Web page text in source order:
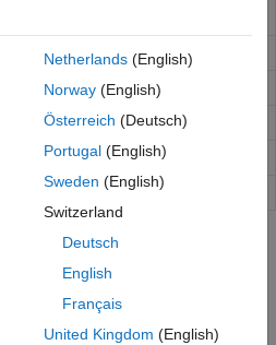
diagram of all pins
diagram of GPIO pins
serial interface
data from serial device
data to serial device
Port to Connect to Device
create a connection to a serial
and read data from the device.
Netherlands(English)
Norway(English)
Österreich (Deutsch)
Portugal(English)
Sweden (English)
Switzerland
Deutsch
English
Français
United Kingdom (English)